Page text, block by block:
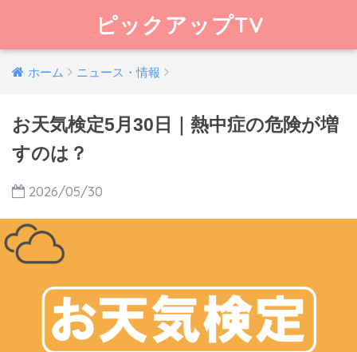
ピックアップTV
ホーム ニュース・情報
お天気検定5月30日｜熱中症の危険が増
すのは？
2026/05/30